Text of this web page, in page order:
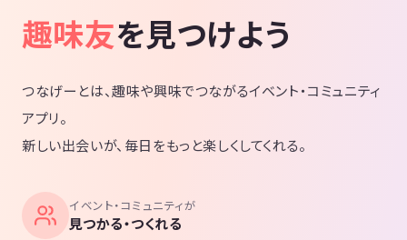
趣味友を見つけよう
つなげーとは、趣味や興味でつながるイベント・コミュニティ
アプリ。
新しい出会いが、毎日をもっと楽しくしてくれる。
イベント・コミュニティが
見つかる・つくれる